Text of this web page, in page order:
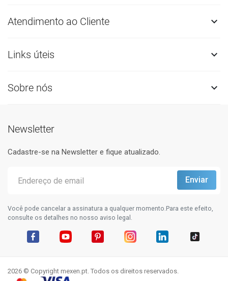
Atendimento ao Cliente 
Links úteis 
Sobre nós 
Newsletter
Cadastre-se na Newsletter e fique atualizado.
Você pode cancelar a assinatura a qualquer momento.Para este efeito,
consulte os detalhes no nosso aviso legal.
2026 © Copyright mexen.pt. Todos os direitos reservados.